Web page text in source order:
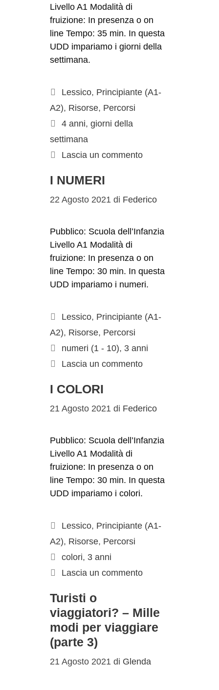
Livello A1 Modalità di
fruizione: In presenza o on
line Tempo: 35 min. In questa
UDD impariamo i giorni della
settimana.
Lessico, Principiante (A1-
A2), Risorse, Percorsi
4 anni,giorni della
settimana
Lascia un commento
I NUMERI
22 Agosto 2021 di Federico
Pubblico: Scuola dell’Infanzia
Livello A1 Modalità di
fruizione: In presenza o on
line Tempo: 30 min. In questa
UDD impariamo i numeri.
Lessico, Principiante (A1-
A2), Risorse, Percorsi
numeri (1 - 10), 3 anni
Lascia un commento
I COLORI
21 Agosto 2021 di Federico
Pubblico: Scuola dell’Infanzia
Livello A1 Modalità di
fruizione: In presenza o on
line Tempo: 30 min. In questa
UDD impariamo i colori.
Lessico, Principiante (A1-
A2), Risorse, Percorsi
colori, 3 anni
Lascia un commento
Turisti o
viaggiatori? – Mille
modi per viaggiare
(parte 3)
21 Agosto 2021 di Glenda